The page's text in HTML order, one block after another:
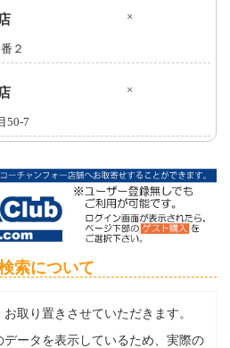
×
２
×
50-7
索について
取り置きさせていただきます。
ータを表示しているため、実際の